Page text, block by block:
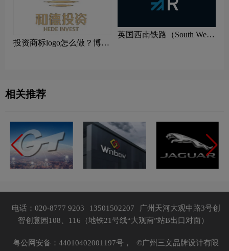
投资商标logo怎么做？博汇
英国西南铁路（South West
相关推荐
电话：020-8777 9203 13501502207
广州天河大观中路3号创
智创意园108、116（地铁21号线“大观南”站B出口对面）
粤公网安备：44010402001197号，
©广州三文品牌设计有限